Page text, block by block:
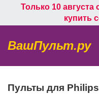
Только 10 августа
купить
ВашПульт.ру
Пульты для